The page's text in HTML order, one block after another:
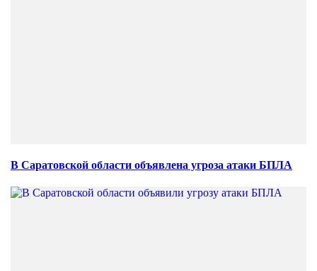
В Саратовской области объявлена угроза атаки БПЛА